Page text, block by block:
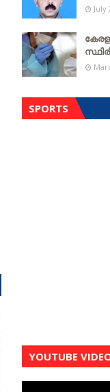
July
SPORTS
YOUTUBE